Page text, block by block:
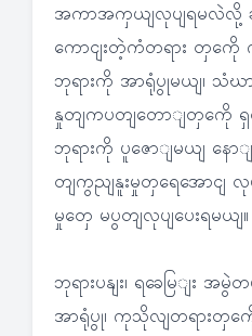
အကာအကှယျလုပျရမလဲလို့ ဆို
ကောငျးတဲ့ကံတရား တှကေို ကွို
ဘုရားကို အာရုံပွုမယျ၊ သံဃ
နှုတျကပတျတောျတှကေို ရှ
ဘုရားကို ပူဇောျမယျ နော
တျကွညျနူးမှုတှရေအောငျ လု
မှုတှေ မပွတျလုပျပေးရမယျ။
ဘုရားပနျး၊ ရခေမြျး အ
အာရုံပွု၊ ကုသိုလျတရားတှက